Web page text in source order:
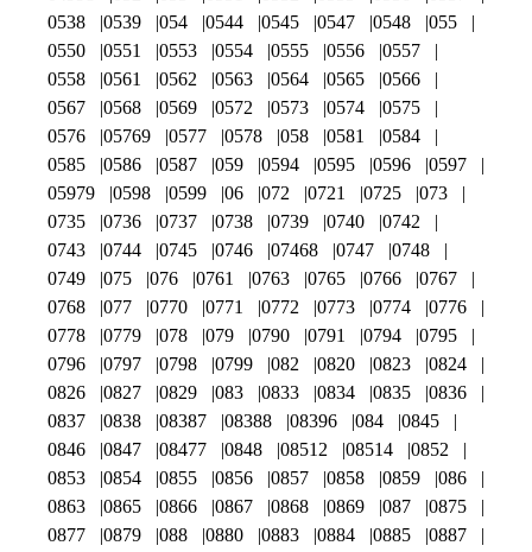
0538
0539 054 0544 0545 0547 0548
055
0550
0551 0553 0554 0555 0556
0557
0558
0561 0562 0563 0564 0565
0566
0567
0568 0569 0572 0573 0574
0575
0576
05769 0577 0578 058 0581
0584
0585
0586 0587 059 0594 0595 0596
0597
05979
0598 0599 06 072 0721 0725
073
0735
0736 0737 0738 0739 0740
0742
0743
0744 0745 0746 07468 0747
0748
0749
075 076 0761 0763 0765 0766
0767
0768
077 0770 0771 0772 0773 0774
0776
0778
0779 078 079 0790 0791 0794
0795
0796
0797 0798 0799 082 0820 0823
0824
0826
0827 0829 083 0833 0834 0835
0836
0837
0838 08387 08388 08396 084
0845
0846
0847 08477 0848 08512 08514
0852
0853
0854 0855 0856 0857 0858 0859
086
0863
0865 0866 0867 0868 0869 087
0875
0877
0879 088 0880 0883 0884 0885
0887